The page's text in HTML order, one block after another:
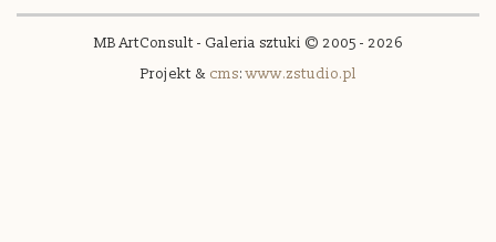
MB ArtConsult - Galeria sztuki © 2005 - 2026
Projekt & cms:www.zstudio.pl